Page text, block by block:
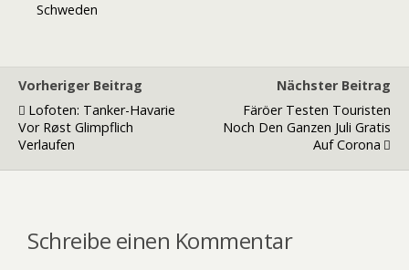
Schweden
Vorheriger Beitrag
Lofoten: Tanker-Havarie
Vor Røst Glimpflich
Verlaufen
Nächster Beitrag
Färöer Testen Touristen
Noch Den Ganzen Juli Gratis
Auf Corona
Schreibe einen Kommentar